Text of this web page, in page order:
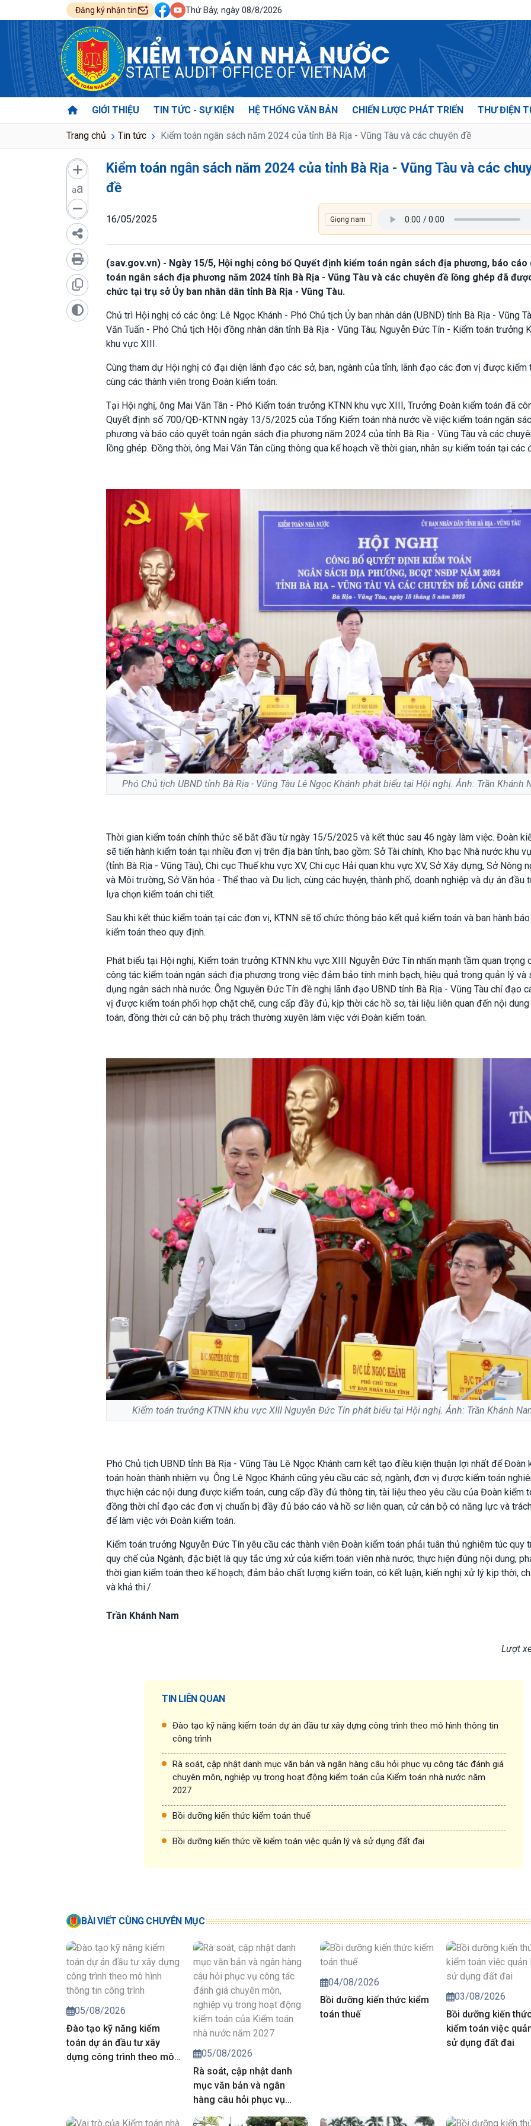
Đăng ký nhận tin Thứ Bảy, ngày 08/8/2026
KIỂM TOÁN NHÀ NƯỚC
STATE AUDIT OFFICE OF VIETNAM
GIỚI THIỆU TIN TỨC - SỰ KIỆN HỆ THỐNG VĂN BẢN CHIẾN LƯỢC PHÁT TRIỂN THƯ ĐIỆN
Trang chủ Tin tức Kiểm toán ngân sách năm 2024 của tỉnh Bà Rịa - Vũng Tàu và các chuyên đề
aa
Kiểm toán ngân sách năm 2024 của tỉnh Bà Rịa - Vũng Tàu và các
đề
16/05/2025
(sav.gov.vn) - Ngày 15/5, Hội nghị công bố Quyết định kiểm toán ngân sách địa phương, báo cáo
toán ngân sách địa phương năm 2024 tỉnh Bà Rịa - Vũng Tàu và các chuyên đề lồng ghép đã
chức tại trụ sở Ủy ban nhân dân tỉnh Bà Rịa - Vũng Tàu.
Chủ trì Hội nghị có các ông: Lê Ngọc Khánh - Phó Chủ tịch Ủy ban nhân dân (UBND) tỉnh Bà Rịa - Vũng
Văn Tuấn - Phó Chủ tịch Hội đồng nhân dân tỉnh Bà Rịa - Vũng Tàu; Nguyễn Đức Tín - Kiểm toán trưởng
khu vực XIII.
Cùng tham dự Hội nghị có đại diện lãnh đạo các sở, ban, ngành của tỉnh, lãnh đạo các đơn vị được kiểm
cùng các thành viên trong Đoàn kiểm toán.
Tại Hội nghị, ông Mai Văn Tân - Phó Kiểm toán trưởng KTNN khu vực XIII, Trưởng Đoàn kiểm toán đã
Quyết định số 700/QĐ-KTNN ngày 13/5/2025 của Tổng Kiểm toán nhà nước về việc kiểm toán ngân
phương và báo cáo quyết toán ngân sách địa phương năm 2024 của tỉnh Bà Rịa - Vũng Tàu và các
lồng ghép. Đồng thời, ông Mai Văn Tân cũng thông qua kế hoạch về thời gian, nhân sự kiểm toán tại các
Phó Chủ tịch UBND tỉnh Bà Rịa - Vũng Tàu Lê Ngọc Khánh phát biểu tại Hội nghị. Ảnh: Trần Khánh
Thời gian kiểm toán chính thức sẽ bắt đầu từ ngày 15/5/2025 và kết thúc sau 46 ngày làm việc. Đoàn
sẽ tiến hành kiểm toán tại nhiều đơn vị trên địa bàn tỉnh, bao gồm: Sở Tài chính, Kho bạc Nhà nước khu
(tỉnh Bà Rịa - Vũng Tàu), Chi cục Thuế khu vực XV, Chi cục Hải quan khu vực XV, Sở Xây dựng, Sở Nông
và Môi trường, Sở Văn hóa - Thể thao và Du lịch, cùng các huyện, thành phố, doanh nghiệp và dự án đầu
lựa chọn kiểm toán chi tiết.
Sau khi kết thúc kiểm toán tại các đơn vị, KTNN sẽ tổ chức thông báo kết quả kiểm toán và ban hành
kiểm toán theo quy định.
Phát biểu tại Hội nghị, Kiểm toán trưởng KTNN khu vực XIII Nguyễn Đức Tín nhấn mạnh tầm quan trọng
công tác kiểm toán ngân sách địa phương trong việc đảm bảo tính minh bạch, hiệu quả trong quản lý và
dụng ngân sách nhà nước. Ông Nguyễn Đức Tín đề nghị lãnh đạo UBND tỉnh Bà Rịa - Vũng Tàu chỉ đạo
vị được kiểm toán phối hợp chặt chẽ, cung cấp đầy đủ, kịp thời các hồ sơ, tài liệu liên quan đến nội
toán, đồng thời cử cán bộ phụ trách thường xuyên làm việc với Đoàn kiểm toán.
Kiểm toán trưởng KTNN khu vực XIII Nguyễn Đức Tín phát biểu tại Hội nghị. Ảnh: Trần Khánh
Phó Chủ tịch UBND tỉnh Bà Rịa - Vũng Tàu Lê Ngọc Khánh cam kết tạo điều kiện thuận lợi nhất để Đoàn
toán hoàn thành nhiệm vụ. Ông Lê Ngọc Khánh cũng yêu cầu các sở, ngành, đơn vị được kiểm toán
thực hiện các nội dung được kiểm toán, cung cấp đầy đủ thông tin, tài liệu theo yêu cầu của Đoàn kiểm
đồng thời chỉ đạo các đơn vị chuẩn bị đầy đủ báo cáo và hồ sơ liên quan, cử cán bộ có năng lực và
để làm việc với Đoàn kiểm toán.
Kiểm toán trưởng Nguyễn Đức Tín yêu cầu các thành viên Đoàn kiểm toán phải tuân thủ nghiêm túc quy
quy chế của Ngành, đặc biệt là quy tắc ứng xử của kiểm toán viên nhà nước; thực hiện đúng nội dung,
thời gian kiểm toán theo kế hoạch; đảm bảo chất lượng kiểm toán, có kết luận, kiến nghị xử lý kịp thời,
và khả thi./.
Trần Khánh Nam
Lượt
TIN LIÊN QUAN
Đào tạo kỹ năng kiểm toán dự án đầu tư xây dựng công trình theo mô hình thông tin
công trình
Rà soát, cập nhật danh mục văn bản và ngân hàng câu hỏi phục vụ công tác đánh giá
chuyên môn, nghiệp vụ trong hoạt động kiểm toán của Kiểm toán nhà nước năm
2027
Bồi dưỡng kiến thức kiểm toán thuế
Bồi dưỡng kiến thức về kiểm toán việc quản lý và sử dụng đất đai
BÀI VIẾT CÙNG CHUYÊN MỤC
05/08/2026
Đào tạo kỹ năng kiểm
toán dự án đầu tư xây
dựng công trình theo mô
05/08/2026
Rà soát, cập nhật danh
mục văn bản và ngân
hàng câu hỏi phục vụ
công tác đánh giá chuyên
04/08/2026
Bồi dưỡng kiến thức kiểm
toán thuế
03/08/2026
Bồi dưỡng kiến
kiểm toán việc
sử dụng đất đai